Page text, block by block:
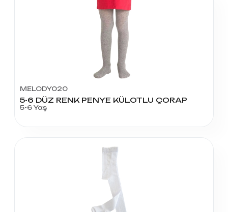
MELODY020
5-6 DÜZ RENK PENYE KÜLOTLU ÇORAP
5-6 Yaş